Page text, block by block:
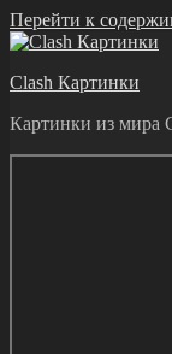
Перейти к
Clash Картинки
Картинки из мира